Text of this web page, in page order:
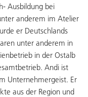
Ausbildung bei
anderem im Atelier
er Deutschlands
unter anderem in
in der Ostalb
Andi ist
Unternehmergeist. Er
aus der Region und